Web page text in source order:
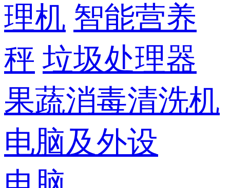
理机 智能营养
秤 垃圾处理器
果蔬消毒清洗机
电脑及外设